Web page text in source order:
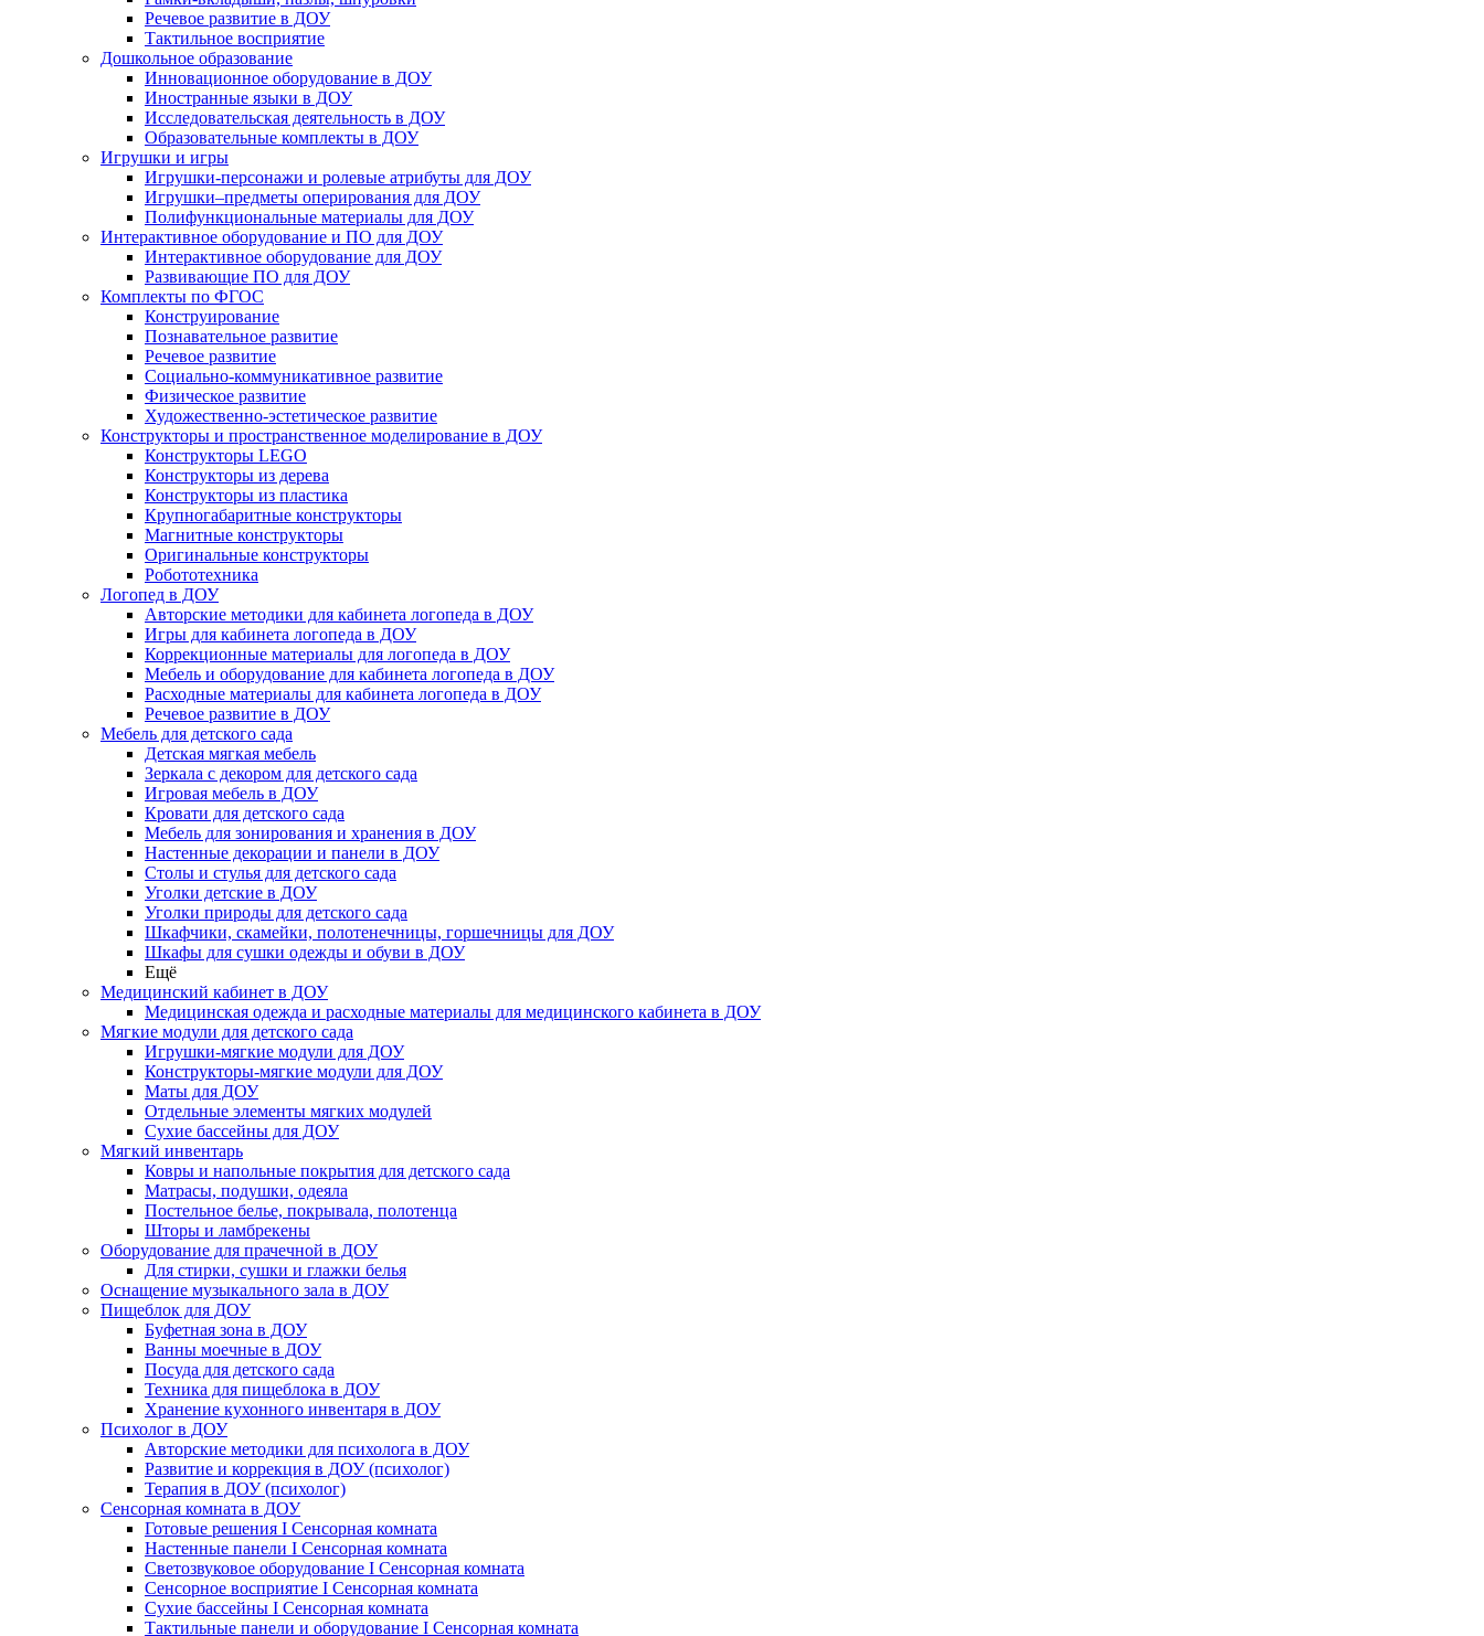
Речевое развитие в ДОУ
Тактильное восприятие
Дошкольное образование
Инновационное оборудование в ДОУ
Иностранные языки в ДОУ
Исследовательская деятельность в ДОУ
Образовательные комплекты в ДОУ
Игрушки и игры
Игрушки-персонажи и ролевые атрибуты для ДОУ
Игрушки–предметы оперирования для ДОУ
Полифункциональные материалы для ДОУ
Интерактивное оборудование и ПО для ДОУ
Интерактивное оборудование для ДОУ
Развивающие ПО для ДОУ
Комплекты по ФГОС
Конструирование
Познавательное развитие
Речевое развитие
Социально-коммуникативное развитие
Физическое развитие
Художественно-эстетическое развитие
Конструкторы и пространственное моделирование в ДОУ
Конструкторы LEGO
Конструкторы из дерева
Конструкторы из пластика
Крупногабаритные конструкторы
Магнитные конструкторы
Оригинальные конструкторы
Робототехника
Логопед в ДОУ
Авторские методики для кабинета логопеда в ДОУ
Игры для кабинета логопеда в ДОУ
Коррекционные материалы для логопеда в ДОУ
Мебель и оборудование для кабинета логопеда в ДОУ
Расходные материалы для кабинета логопеда в ДОУ
Речевое развитие в ДОУ
Мебель для детского сада
Детская мягкая мебель
Зеркала с декором для детского сада
Игровая мебель в ДОУ
Кровати для детского сада
Мебель для зонирования и хранения в ДОУ
Настенные декорации и панели в ДОУ
Столы и стулья для детского сада
Уголки детские в ДОУ
Уголки природы для детского сада
Шкафчики, скамейки, полотенечницы, горшечницы для ДОУ
Шкафы для сушки одежды и обуви в ДОУ
Ещё
Медицинский кабинет в ДОУ
Медицинская одежда и расходные материалы для медицинского кабинета в ДОУ
Мягкие модули для детского сада
Игрушки-мягкие модули для ДОУ
Конструкторы-мягкие модули для ДОУ
Маты для ДОУ
Отдельные элементы мягких модулей
Сухие бассейны для ДОУ
Мягкий инвентарь
Ковры и напольные покрытия для детского сада
Матрасы, подушки, одеяла
Постельное белье, покрывала, полотенца
Шторы и ламбрекены
Оборудование для прачечной в ДОУ
Для стирки, сушки и глажки белья
Оснащение музыкального зала в ДОУ
Пищеблок для ДОУ
Буфетная зона в ДОУ
Ванны моечные в ДОУ
Посуда для детского сада
Техника для пищеблока в ДОУ
Хранение кухонного инвентаря в ДОУ
Психолог в ДОУ
Авторские методики для психолога в ДОУ
Развитие и коррекция в ДОУ (психолог)
Терапия в ДОУ (психолог)
Сенсорная комната в ДОУ
Готовые решения I Сенсорная комната
Настенные панели I Сенсорная комната
Светозвуковое оборудование I Сенсорная комната
Сенсорное восприятие I Сенсорная комната
Сухие бассейны I Сенсорная комната
Тактильные панели и оборудование I Сенсорная комната